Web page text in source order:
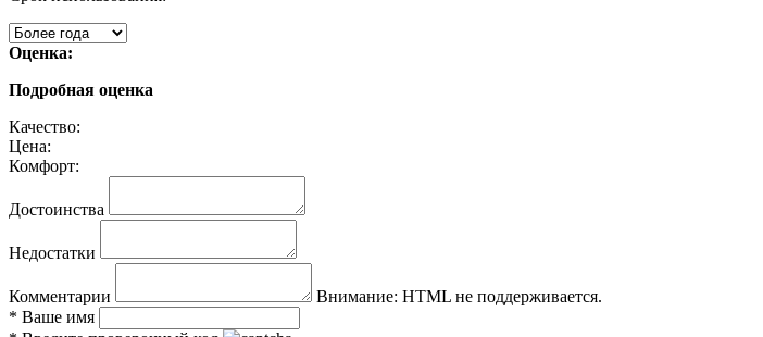
Оценка:
Подробная оценка
Качество:
Цена:
Комфорт:
Достоинства
Недостатки
Комментарии Внимание: HTML не поддерживается.
* Ваше имя